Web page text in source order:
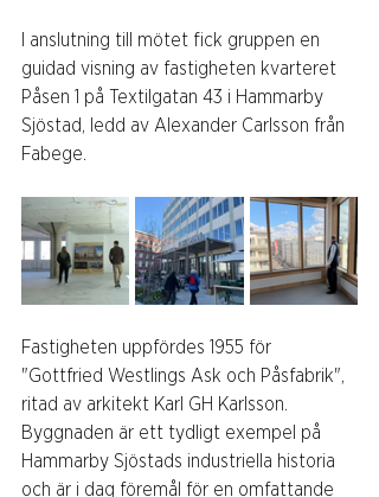
I anslutning till mötet fick gruppen en
guidad visning av fastigheten kvarteret
Påsen 1 på Textilgatan 43 i Hammarby
Sjöstad, ledd av Alexander Carlsson från
Fabege.
Fastigheten uppfördes 1955 för
"Gottfried Westlings Ask och Påsfabrik",
ritad av arkitekt Karl GH Karlsson.
Byggnaden är ett tydligt exempel på
Hammarby Sjöstads industriella historia
och är i dag föremål för en omfattande